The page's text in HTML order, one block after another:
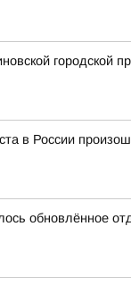
городской
в России
обновлённое